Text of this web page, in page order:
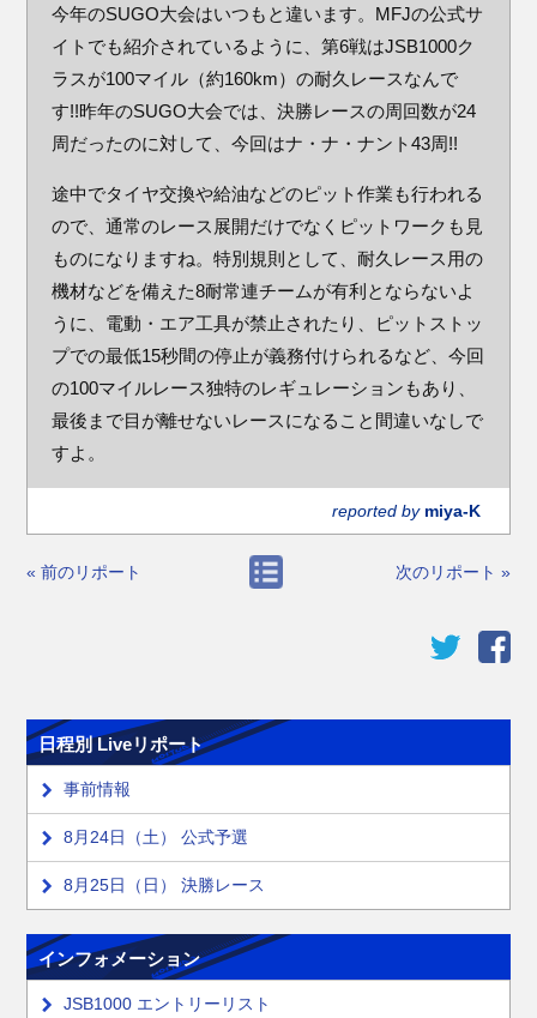
今年のSUGO大会はいつもと違います。MFJの公式サ
イトでも紹介されているように、第6戦はJSB1000ク
ラスが100マイル（約160km）の耐久レースなんで
す!!昨年のSUGO大会では、決勝レースの周回数が24
周だったのに対して、今回はナ・ナ・ナント43周!!
途中でタイヤ交換や給油などのピット作業も行われる
ので、通常のレース展開だけでなくピットワークも見
ものになりますね。特別規則として、耐久レース用の
機材などを備えた8耐常連チームが有利とならないよ
うに、電動・エア工具が禁止されたり、ピットストッ
プでの最低15秒間の停止が義務付けられるなど、今回
の100マイルレース独特のレギュレーションもあり、
最後まで目が離せないレースになること間違いなしで
すよ。
reported by miya-K
« 前のリポート 次のリポート »
日程別 Liveリポート
事前情報
8月24日（土） 公式予選
8月25日（日） 決勝レース
インフォメーション
JSB1000 エントリーリスト